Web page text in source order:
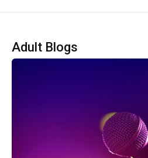
Adult Blogs